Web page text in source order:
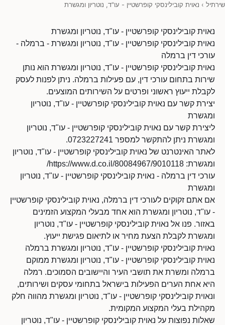
שירתיל › נאוית קובילינסקי קופרשטיין - עו"ד, נוטריון ומגשרת
נאוית קובילינסקי קופרשטיין - עו"ד, נוטריון ומגשרת
נאוית קובילינסקי קופרשטיין - עו"ד, נוטריון ומגשרת - ברמלה -
עורכי דין ברמלה
נאוית קובילינסקי קופרשטיין - עו"ד, נוטריון ומגשרת הוא נותן
שירות בתחום עורכי דין, עם פעילות ברמלה. ניתן לפנות לעסק
לקבלת ייעוץ ראשוני ופרטים על השירותים המוצעים.
יצירת קשר עם נאוית קובילינסקי קופרשטיין - עו"ד, נוטריון
ומגשרת
ליצירת קשר עם נאוית קובילינסקי קופרשטיין - עו"ד, נוטריון
ומגשרת ניתן להתקשר למספר 0723227241.
לאתר האינטרנט של נאוית קובילינסקי קופרשטיין - עו"ד, נוטריון
ומגשרת: https://www.d.co.il/80084967/9010118/
עורכי דין ברמלה - נאוית קובילינסקי קופרשטיין - עו"ד, נוטריון
ומגשרת
אם אתם זקוקים לעורכי דין ברמלה, נאוית קובילינסקי קופרשטיין
- עו"ד, נוטריון ומגשרת הוא אחד מבעלי המקצוע הזמינים
באזור. פנו אל נאוית קובילינסקי קופרשטיין - עו"ד, נוטריון
ומגשרת לקבלת הצעת מחיר או לתיאום פגישת ייעוץ.
נאוית קובילינסקי קופרשטיין - עו"ד, נוטריון ומגשרת ברמלה
נאוית קובילינסקי קופרשטיין - עו"ד, נוטריון ומגשרת ממוקם
ברמלה ומשרת את תושבי העיר והיישובים הסמוכים. רמלה
היא אחת הערים הפעילות בישראל בתחומי עסקים ושירותים,
ונאוית קובילינסקי קופרשטיין - עו"ד, נוטריון ומגשרת מהווה חלק
מקהילת בעלי המקצוע המקומית.
שאלות נפוצות על נאוית קובילינסקי קופרשטיין - עו"ד, נוטריון